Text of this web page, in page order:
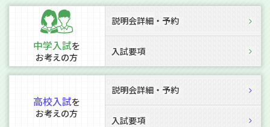
中学入試を
お考えの方
説明会詳細・予約
入試要項
高校入試を
お考えの方
説明会詳細・予約
入試要項